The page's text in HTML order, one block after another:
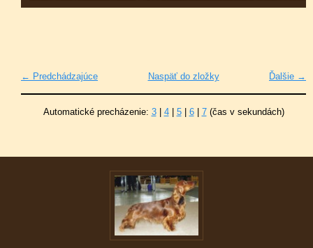
← Predchádzajúce Ďalšie →
Naspäť do zložky
Automatické precházenie: 3| 4| 5| 6| 7(čas v sekundách)